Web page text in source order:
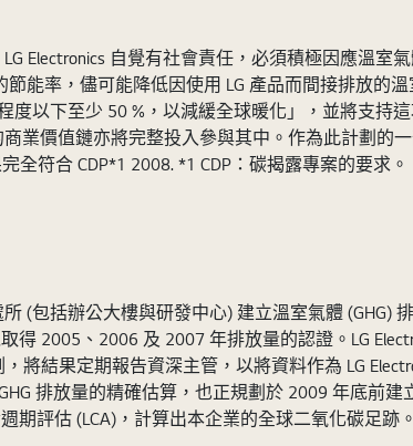
Electronics 自覺有社會責任，必須積極因應溫室
能率，儘可能降低因使用 LG 產品而間接排放的溫
以下至少 50 %，以減緩全球暖化」，並將支持
業價值鏈亦將完整投入參與其中。作為此計劃的
符合 CDP*1 2008. *1 CDP：碳揭露專案的要求。
(包括辦公大樓與研發中心) 建立溫室氣體 (GHG)
2005、2006 及 2007 年排放量的認證。LG
結果定期報告資深主管，以將資料作為 LG
排放量的精確估算，也正規劃於 2009 年底前
評估 (LCA)，計算出本企業的全球二氧化碳足跡。